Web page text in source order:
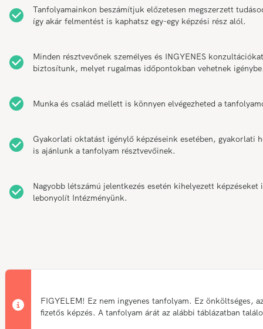
Tanfolyamainkon beszámítjuk előzetesen megszerzett
így akár felmentést is kaphatsz egy-egy képzési rész alól.
Minden résztvevőnek személyes és INGYENES konzultációkat
biztosítunk, melyet rugalmas időpontokban vehetnek
Munka és család mellett is könnyen elvégezheted a
Gyakorlati oktatást igénylő képzéseink esetében, gyakorlati
is ajánlunk a tanfolyam résztvevőinek.
Nagyobb létszámú jelentkezés esetén kihelyezett képzéseket
lebonyolít Intézményünk.
FIGYELEM! Ez nem ingyenes tanfolyam. Ez önköltséges,
fizetős képzés. A tanfolyam árát az alábbi táblázatban